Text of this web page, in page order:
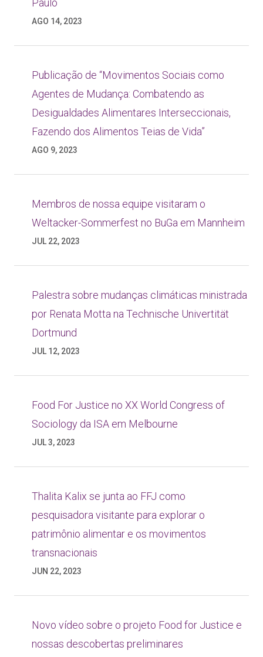
Paulo
AGO 14, 2023
Publicação de “Movimentos Sociais como
Agentes de Mudança: Combatendo as
Desigualdades Alimentares Interseccionais,
Fazendo dos Alimentos Teias de Vida”
AGO 9, 2023
Membros de nossa equipe visitaram o
Weltacker-Sommerfest no BuGa em Mannheim
JUL 22, 2023
Palestra sobre mudanças climáticas ministrada
por Renata Motta na Technische Univertität
Dortmund
JUL 12, 2023
Food For Justice no XX World Congress of
Sociology da ISA em Melbourne
JUL 3, 2023
Thalita Kalix se junta ao FFJ como
pesquisadora visitante para explorar o
patrimônio alimentar e os movimentos
transnacionais
JUN 22, 2023
Novo vídeo sobre o projeto Food for Justice e
nossas descobertas preliminares